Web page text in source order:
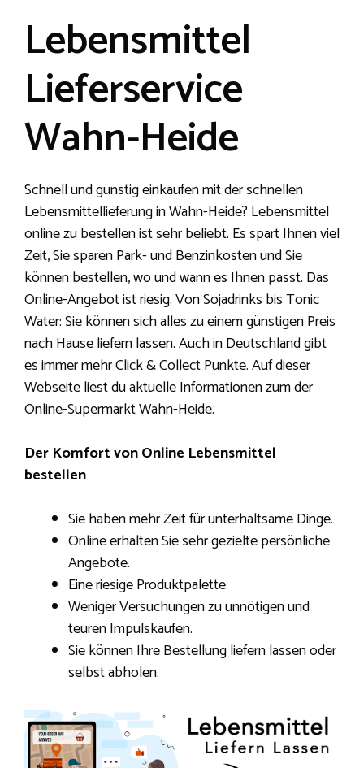
Lebensmittel
Lieferservice
Wahn-Heide
Schnell und günstig einkaufen mit der schnellen
Lebensmittellieferung in Wahn-Heide? Lebensmittel
online zu bestellen ist sehr beliebt. Es spart Ihnen viel
Zeit, Sie sparen Park- und Benzinkosten und Sie
können bestellen, wo und wann es Ihnen passt. Das
Online-Angebot ist riesig. Von Sojadrinks bis Tonic
Water: Sie können sich alles zu einem günstigen Preis
nach Hause liefern lassen. Auch in Deutschland gibt
es immer mehr Click & Collect Punkte. Auf dieser
Webseite liest du aktuelle Informationen zum der
Online-Supermarkt Wahn-Heide.
Der Komfort von Online Lebensmittel
bestellen
Sie haben mehr Zeit für unterhaltsame Dinge.
Online erhalten Sie sehr gezielte persönliche
Angebote.
Eine riesige Produktpalette.
Weniger Versuchungen zu unnötigen und
teuren Impulskäufen.
Sie können Ihre Bestellung liefern lassen oder
selbst abholen.